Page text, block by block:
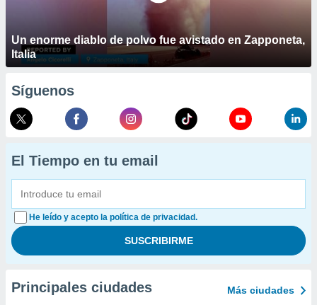
Un enorme diablo de polvo fue avistado en Zapponeta,
Italia
Síguenos
El Tiempo en tu email
He leído y acepto la política de privacidad.
Principales ciudades Más ciudades